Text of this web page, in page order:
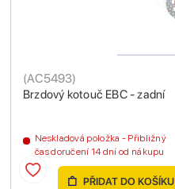
Brzdový kotouč EBC - zadní
(AC5493)
Neskladová položka - Přibližný
čas doručení 14 dní od nákupu
PŘIDAT DO KOŠÍKU